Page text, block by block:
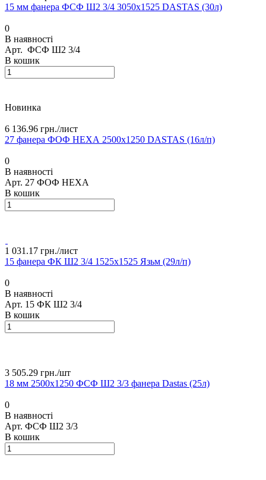
15 мм фанера ФСФ Ш2 3/4 3050х1525 DASTAS (30л)
0
В наявності
Арт. ФСФ Ш2 3/4
В кошик
Новинка
6 136.96 грн./лист
27 фанера ФОФ НЕХА 2500х1250 DASTAS (16л/п)
0
В наявності
Арт. 27 ФОФ HEXA
В кошик
1 031.17 грн./лист
15 фанера ФК Ш2 3/4 1525х1525 Язьм (29л/п)
0
В наявності
Арт. 15 ФК Ш2 3/4
В кошик
3 505.29 грн./шт
18 мм 2500х1250 ФСФ Ш2 3/3 фанера Dastas (25л)
0
В наявності
Арт. ФСФ Ш2 3/3
В кошик